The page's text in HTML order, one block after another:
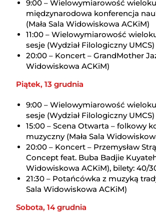
9:00 – Wielowymiarowość
międzynarodowa konferencja
(Mała Sala Widowiskowa ACKiM)
11:00 – Wielowymiarowość
sesje (Wydział Filologiczny UMCS)
20:00 – Koncert – GrandMother
Widowiskowa ACKiM)
Piątek, 13 grudnia
9:00 – Wielowymiarowość
sesje (Wydział Filologiczny UMCS)
15:00 – Scena Otwarta – folkowy
muzyczny (Mała Sala
20:00 – Koncert – Przemysław
Concept feat. Buba Badjie
Widowiskowa ACKiM), bilety: 40/
21:30 – Potańcówka z muzyką
Sala Widowiskowa ACKiM)
Sobota, 14 grudnia